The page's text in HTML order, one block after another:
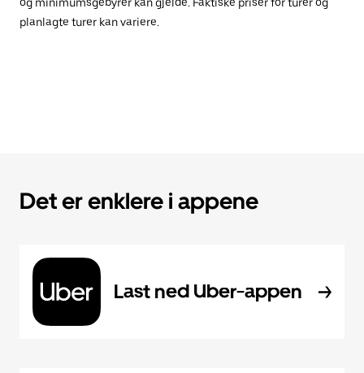
planlagte turer kan variere.
Det er enklere i appene
Last ned Uber-appen